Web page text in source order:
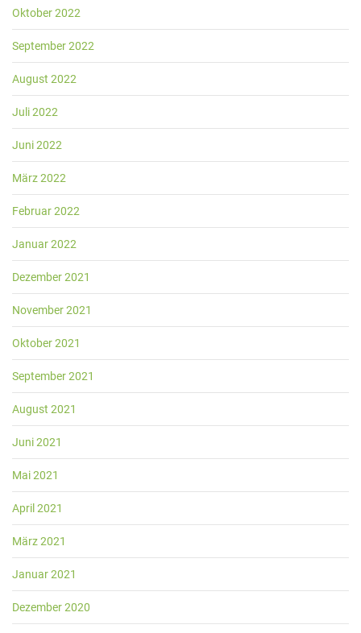
Oktober 2022
September 2022
August 2022
Juli 2022
Juni 2022
März 2022
Februar 2022
Januar 2022
Dezember 2021
November 2021
Oktober 2021
September 2021
August 2021
Juni 2021
Mai 2021
April 2021
März 2021
Januar 2021
Dezember 2020